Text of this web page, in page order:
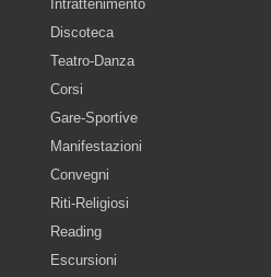
Intrattenimento
Discoteca
Teatro-Danza
Corsi
Gare-Sportive
Manifestazioni
Convegni
Riti-Religiosi
Reading
Escursioni